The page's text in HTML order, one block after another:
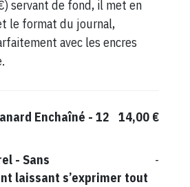
servant de fond, il met en
le format du journal,
avec les encres
Enchaîné - 12
14,00 €
- Sans
laissant s’exprimer tout
-